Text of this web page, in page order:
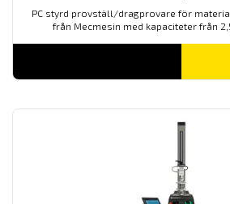
PC styrd provställ/dragprovare för
från Mecmesin med kapaciteter från